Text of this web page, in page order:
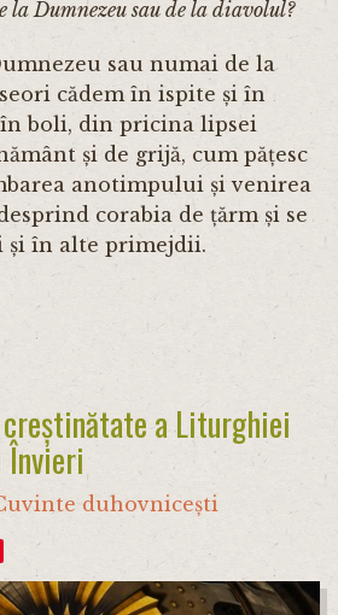
la Dumnezeu sau de la diavolul?
sau numai de la
cădem în ispite și în
boli, din pricina lipsei
și de grijă, cum pățesc
anotimpului și venirea
corabia de țărm și se
și în alte primejdii.
a Liturghiei
duhovnicești